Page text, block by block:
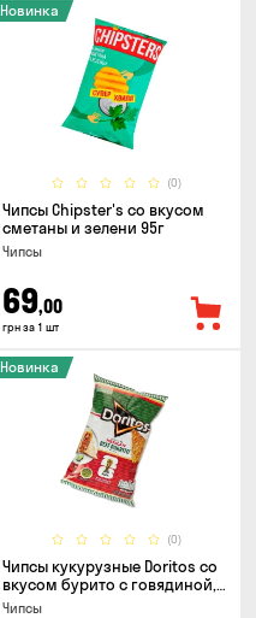
(0)
Новинка
Чипсы Chipster's со вкусом
сметаны и зелени 95г
Чипсы
69,00
грн за 1 шт
(0)
Новинка
Чипсы кукурузные Doritos со
вкусом бурито с говядиной,
90г
Чипсы